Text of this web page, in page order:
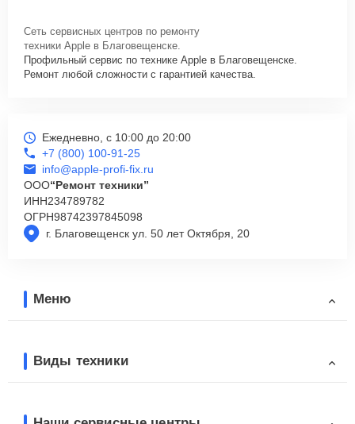
Сеть сервисных центров по ремонту
техники Apple в Благовещенске.
Профильный сервис по технике Apple в Благовещенске.
Ремонт любой сложности с гарантией качества.
г. Благовещенск ул. 50 лет Октября, 20
Ежедневно, с 10:00 до 20:00
+7 (800) 100-91-25
info@apple-profi-fix.ru
ООО“Ремонт техники”
ИНН234789782
ОГРН98742397845098
Меню
Виды техники